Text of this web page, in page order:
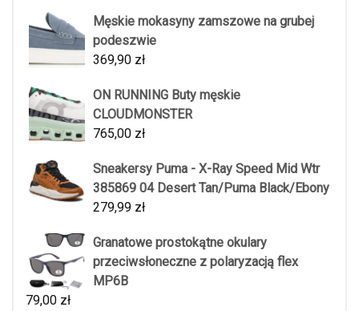
Męskie mokasyny zamszowe na grubej
podeszwie
369,90 zł
ON RUNNING Buty męskie
CLOUDMONSTER
765,00 zł
Sneakersy Puma - X-Ray Speed Mid Wtr
385869 04 Desert Tan/Puma Black/Ebony
279,99 zł
Granatowe prostokątne okulary
przeciwsłoneczne z polaryzacją flex
MP6B
79,00 zł